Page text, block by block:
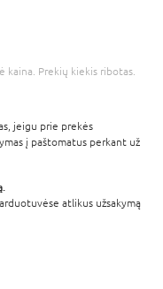
Prekių kiekis ribotas.
jeigu prie prekės
į paštomatus perkant už
atlikus užsakymą